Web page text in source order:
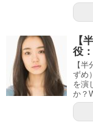
【
役
【
ずめ
を演
か？